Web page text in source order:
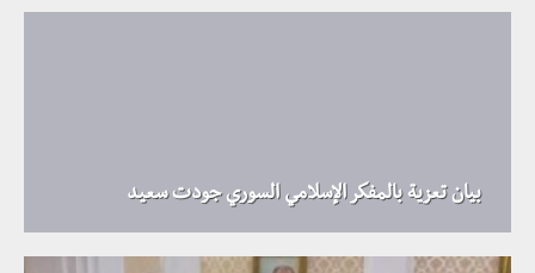
بيان تعزية بالمفكر الإسلامي السوري جودت سعيد